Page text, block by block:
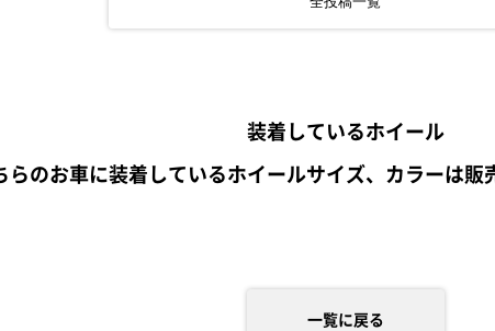
装着しているホイール
らのお車に装着しているホイールサイズ、カラーは販
一覧に戻る